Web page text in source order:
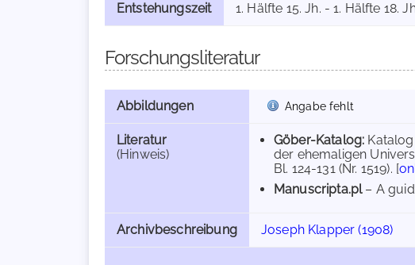
Entstehungszeit 1. Hälfte 15. Jh. - 1. Hälfte 18.
Forschungsliteratur
Abbildungen Angabe fehlt
Literatur
(Hinweis)
Göber-Katalog:
der ehemaligen
Bl. 124-131 (Nr. 1519). [
Manuscripta.pl – A
Archivbeschreibung Joseph Klapper (1908)